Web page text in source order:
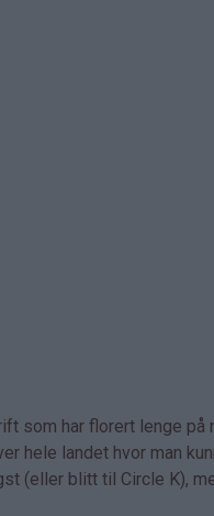
som har florert lenge på
hele landet hvor man
(eller blitt til Circle K),